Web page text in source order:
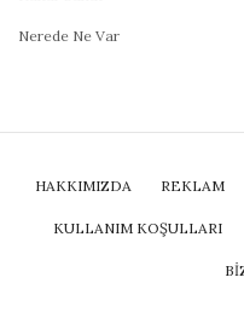
Nerede Ne Var
HAKKIMIZDA REKLAM
KULLANIM KOŞULLARI